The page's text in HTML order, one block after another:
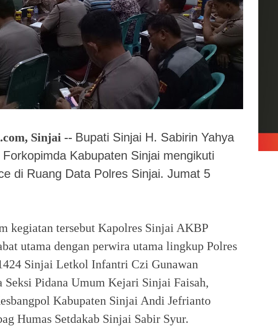
Sinjai -- Bupati Sinjai H. Sabirin Yahya
Kabupaten Sinjai mengikuti
di Ruang Data Polres Sinjai. Jumat 5
kegiatan tersebut Kapolres Sinjai AKBP
utama dengan perwira utama lingkup Polres
Sinjai Letkol Infantri Czi Gunawan
Seksi Pidana Umum Kejari Sinjai Faisah,
Kabupaten Sinjai Andi Jefrianto
Humas Setdakab Sinjai Sabir Syur.